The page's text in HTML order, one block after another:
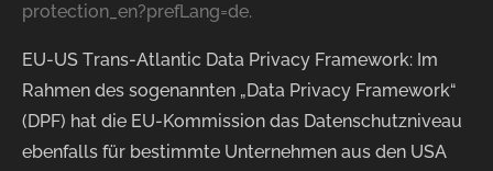
protection_en?prefLang=de.
EU-US Trans-Atlantic Data Privacy Framework: Im
Rahmen des sogenannten „Data Privacy Framework“
(DPF) hat die EU-Kommission das Datenschutzniveau
ebenfalls für bestimmte Unternehmen aus den USA